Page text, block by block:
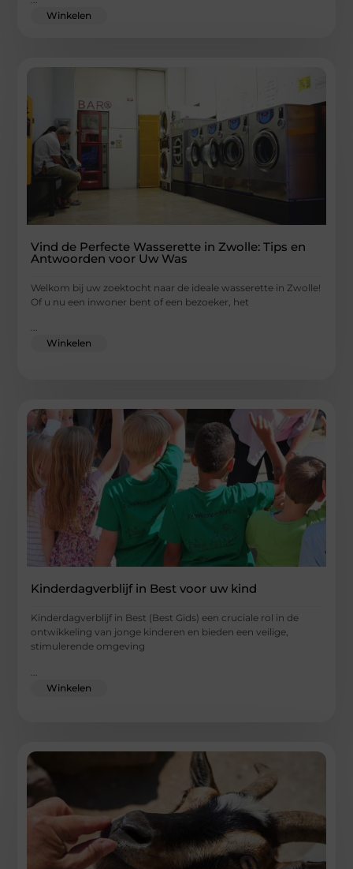
Winkelen
Vind de Perfecte Wasserette in Zwolle: Tips en
Antwoorden voor Uw Was
Welkom bij uw zoektocht naar de ideale wasserette in Zwolle!
Of u nu een inwoner bent of een bezoeker, het
...
Winkelen
Kinderdagverblijf in Best voor uw kind
Kinderdagverblijf in Best (Best Gids) een cruciale rol in de
ontwikkeling van jonge kinderen en bieden een veilige,
stimulerende omgeving
Winkelen